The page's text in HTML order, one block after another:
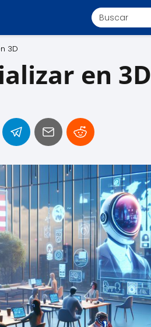
3D
en 3D